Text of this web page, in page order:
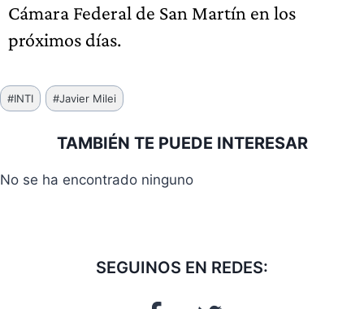
Cámara Federal de San Martín en los
próximos días.
Etiquetas
de
#INTI #Javier Milei
TAMBIÉN TE PUEDE INTERESAR
No se ha encontrado ninguno
SEGUINOS EN REDES: